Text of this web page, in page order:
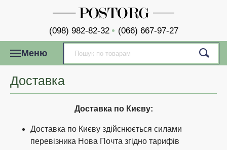
(098) 982-82-32 (066) 667-97-27
Меню
Доставка
Доставка по Києву:
Доставка по Києву здійснюється силами
перевізника Нова Почта згідно тарифів